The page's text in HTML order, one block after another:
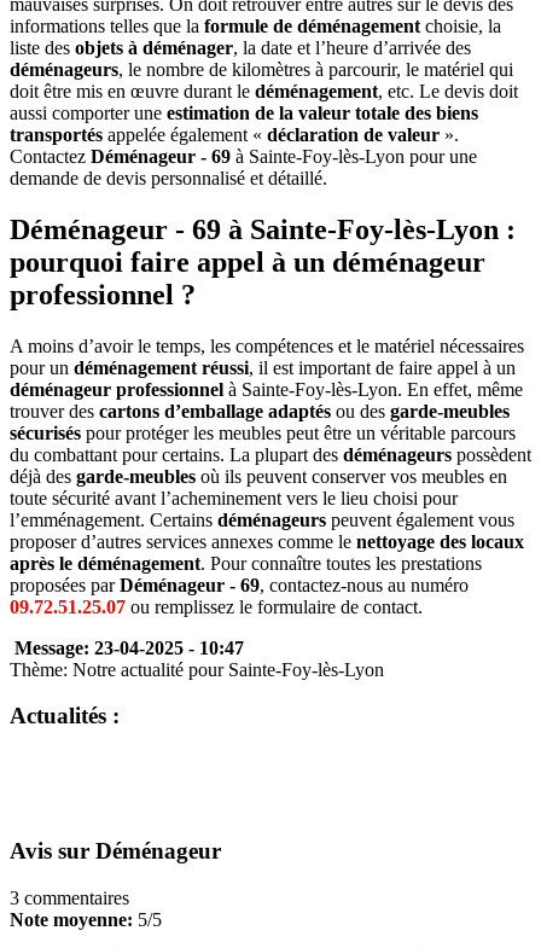
informations telles que la formule de déménagement choisie, la
liste des objets à déménager, la date et l’heure d’arrivée des
déménageurs, le nombre de kilomètres à parcourir, le matériel qui
doit être mis en œuvre durant le déménagement, etc. Le devis doit
aussi comporter une estimation de la valeur totale des biens
transportés appelée également « déclaration de valeur ».
Contactez Déménageur - 69 à Sainte-Foy-lès-Lyon pour une
demande de devis personnalisé et détaillé.
Déménageur - 69 à Sainte-Foy-lès-Lyon :
pourquoi faire appel à un déménageur
professionnel ?
A moins d’avoir le temps, les compétences et le matériel nécessaires
pour un déménagement réussi, il est important de faire appel à un
déménageur professionnel à Sainte-Foy-lès-Lyon. En effet, même
trouver des cartons d’emballage adaptés ou des garde-meubles
sécurisés pour protéger les meubles peut être un véritable parcours
du combattant pour certains. La plupart des déménageurs possèdent
déjà des garde-meubles où ils peuvent conserver vos meubles en
toute sécurité avant l’acheminement vers le lieu choisi pour
l’emménagement. Certains déménageurs peuvent également vous
proposer d’autres services annexes comme le nettoyage des locaux
après le déménagement. Pour connaître toutes les prestations
proposées parDéménageur - 69, contactez-nous au numéro
09.72.51.25.07 ou remplissez le formulaire de contact.
Message: 23-04-2025 - 10:47
Thème: Notre actualité pour Sainte-Foy-lès-Lyon
Actualités :
Avis sur Déménageur
3 commentaires
Note moyenne: 5/5